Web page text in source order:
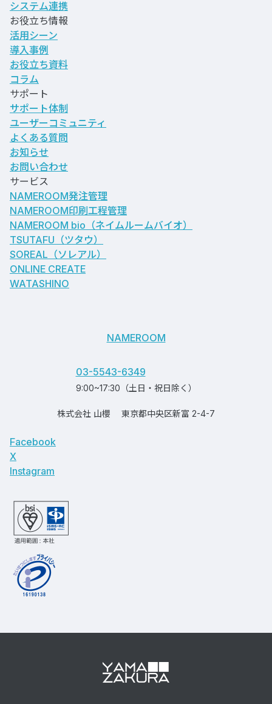
システム連携
お役立ち情報
活用シーン
導入事例
お役立ち資料
コラム
サポート
サポート体制
ユーザーコミュニティ
よくある質問
お知らせ
お問い合わせ
サービス
NAMEROOM発注管理
NAMEROOM印刷工程管理
NAMEROOM bio （ネイムルームバイオ）
TSUTAFU（ツタウ）
SOREAL（ソレアル）
ONLINE CREATE
WATASHINO
NAMEROOM
03-5543-6349
9:00~17:30（土日・祝日除く）
株式会社 山櫻 東京都中央区新富 2-4-7
Facebook
X
Instagram